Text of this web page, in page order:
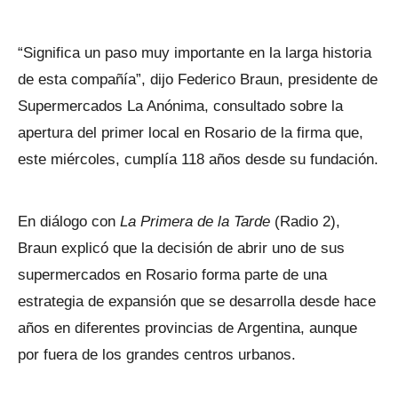
“Significa un paso muy importante en la larga historia
de esta compañía”, dijo Federico Braun, presidente de
Supermercados La Anónima, consultado sobre la
apertura del primer local en Rosario de la firma que,
este miércoles, cumplía 118 años desde su fundación.
En diálogo con La Primera de la Tarde (Radio 2),
Braun explicó que la decisión de abrir uno de sus
supermercados en Rosario forma parte de una
estrategia de expansión que se desarrolla desde hace
años en diferentes provincias de Argentina, aunque
por fuera de los grandes centros urbanos.